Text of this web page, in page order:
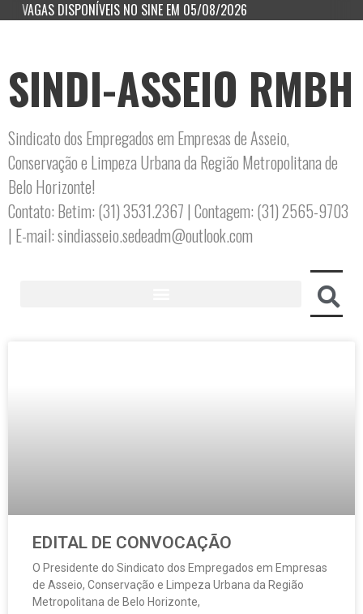
VAGAS DISPONÍVEIS NO SINE EM 05/08/2026
SINDI-ASSEIO RMBH
Sindicato dos Empregados em Empresas de Asseio,
Conservação e Limpeza Urbana da Região Metropolitana de
Belo Horizonte!
Contato: Betim: (31) 3531.2367 | Contagem: (31) 2565-9703
| E-mail: sindiasseio.sedeadm@outlook.com
EDITAL DE CONVOCAÇÃO
O Presidente do Sindicato dos Empregados em Empresas
de Asseio, Conservação e Limpeza Urbana da Região
Metropolitana de Belo Horizonte,